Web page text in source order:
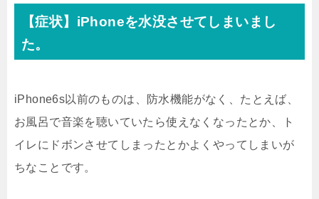
【症状】iPhoneを水没させてしまいまし
た。
iPhone6s以前のものは、防水機能がなく、たとえば、
お風呂で音楽を聴いていたら使えなくなったとか、ト
イレにドボンさせてしまったとかよくやってしまいが
ちなことです。